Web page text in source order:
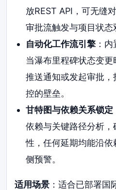
放REST API，可无缝
审批流触发与项目状态
自动化工作流引擎：内
当瀑布里程碑状态变
推送通知或发起审批
控的壁垒。
甘特图与依赖关系锁定
依赖与关键路径分析
性，任何延期均能沿
侧预警。
适用场景 ：适合已部署国